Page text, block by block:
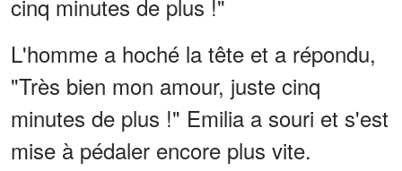
cinq minutes de plus !"
L'homme a hoché la tête et a répondu,
"Très bien mon amour, juste cinq
minutes de plus !" Emilia a souri et s'est
mise à pédaler encore plus vite.